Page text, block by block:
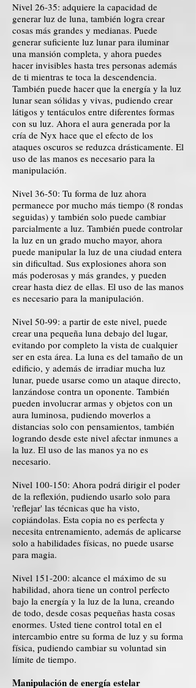
Nivel 26-35: adquiere la capacidad de
generar luz de luna, también logra crear
cosas más grandes y medianas. Puede
generar suficiente luz lunar para iluminar
una mansión completa, y ahora puedes
hacer invisibles hasta tres personas además
de ti mientras te toca la descendencia.
También puede hacer que la energía y la luz
lunar sean sólidas y vivas, pudiendo crear
látigos y tentáculos entre diferentes formas
con su luz. Ahora el aura generada por la
cría de Nyx hace que el efecto de los
ataques oscuros se reduzca drásticamente. El
uso de las manos es necesario para la
manipulación.
Nivel 36-50: Tu forma de luz ahora
permanece por mucho más tiempo (8 rondas
seguidas) y también solo puede cambiar
parcialmente a luz. También puede controlar
la luz en un grado mucho mayor, ahora
puede manipular la luz de una ciudad entera
sin dificultad. Sus explosiones ahora son
más poderosas y más grandes, y pueden
crear hasta diez de ellas. El uso de las manos
es necesario para la manipulación.
Nivel 50-99: a partir de este nivel, puede
crear una pequeña luna debajo del lugar,
evitando por completo la vista de cualquier
ser en esta área. La luna es del tamaño de un
edificio, y además de irradiar mucha luz
lunar, puede usarse como un ataque directo,
lanzándose contra un oponente. También
pueden involucrar armas y objetos con un
aura luminosa, pudiendo moverlos a
distancias solo con pensamientos, también
logrando desde este nivel afectar inmunes a
la luz. El uso de las manos ya no es
necesario.
Nivel 100-150: Ahora podrá dirigir el poder
de la reflexión, pudiendo usarlo solo para
'reflejar' las técnicas que ha visto,
copiándolas. Esta copia no es perfecta y
necesita entrenamiento, además de aplicarse
solo a habilidades físicas, no puede usarse
para magia.
Nivel 151-200: alcance el máximo de su
habilidad, ahora tiene un control perfecto
bajo la energía y la luz de la luna, creando
de todo, desde cosas pequeñas hasta cosas
enormes. Usted tiene control total en el
intercambio entre su forma de luz y su forma
física, pudiendo cambiar su voluntad sin
límite de tiempo.
Manipulación de energía estelar